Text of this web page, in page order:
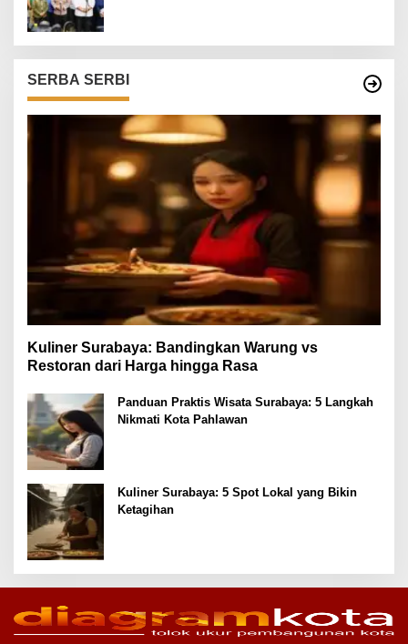
SERBA SERBI
Kuliner Surabaya: Bandingkan Warung vs
Restoran dari Harga hingga Rasa
Panduan Praktis Wisata Surabaya: 5 Langkah
Nikmati Kota Pahlawan
Kuliner Surabaya: 5 Spot Lokal yang Bikin
Ketagihan